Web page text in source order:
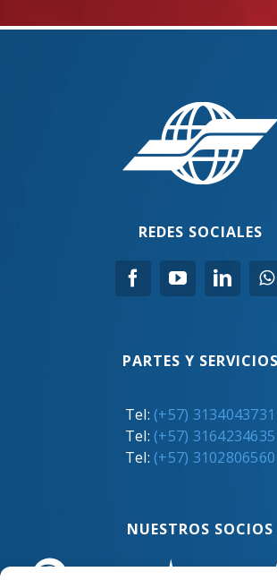
REDES SOCIALES
Tel:(+57) 3164234635